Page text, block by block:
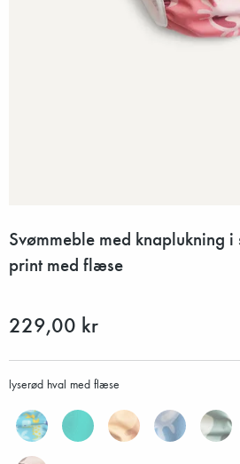
Svømmeble med knaplukning i
print med flæse
229,00 kr
lyserød hval med flæse